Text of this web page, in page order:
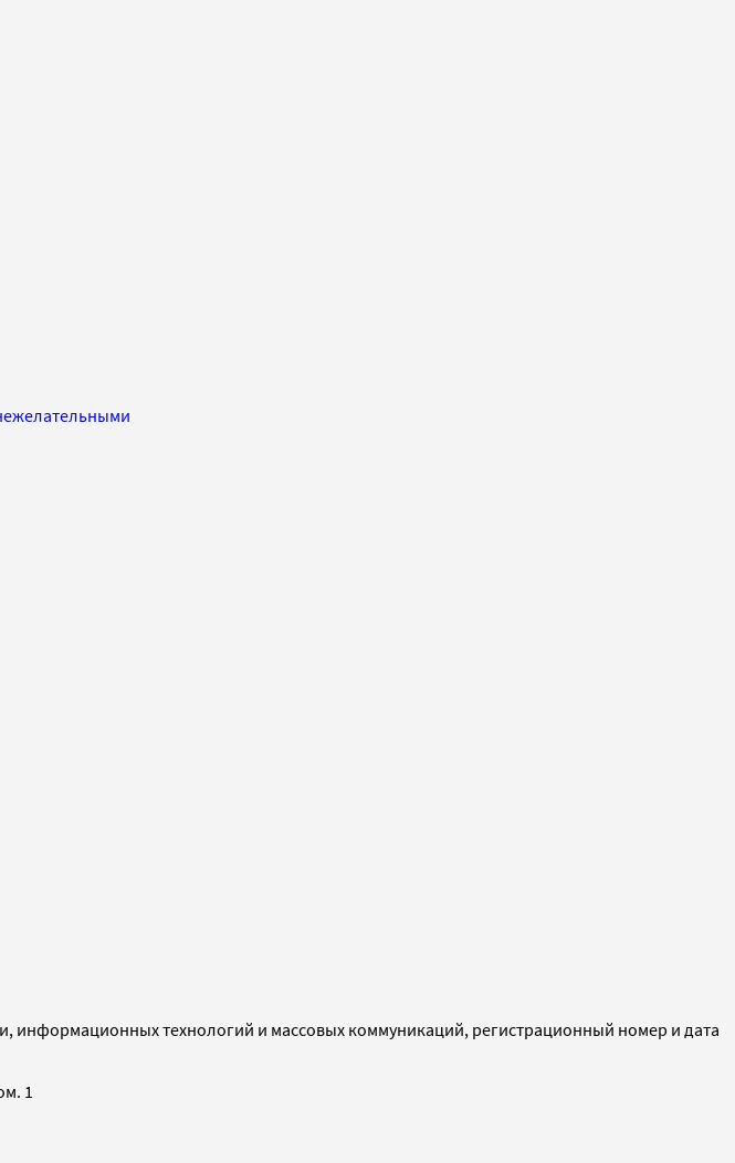
информационных технологий и массовых коммуникаций, регистрационный номер и дата
1